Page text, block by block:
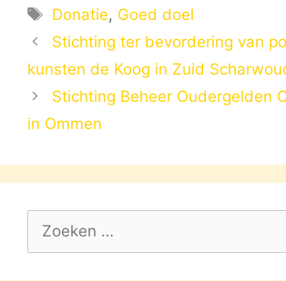
Tags
Donatie, Goed doel
Stichting ter bevordering van
kunsten de Koog in Zuid
Stichting Beheer Oudergelden
in Ommen
naar: